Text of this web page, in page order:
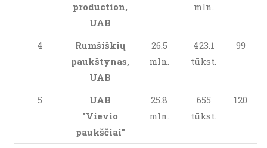
production,
UAB
mln.
4
Rumšiškių
paukštynas,
UAB
26.5
mln.
423.1
tūkst.
99
5
UAB
"Vievio
paukščiai"
25.8
mln.
655
tūkst.
120